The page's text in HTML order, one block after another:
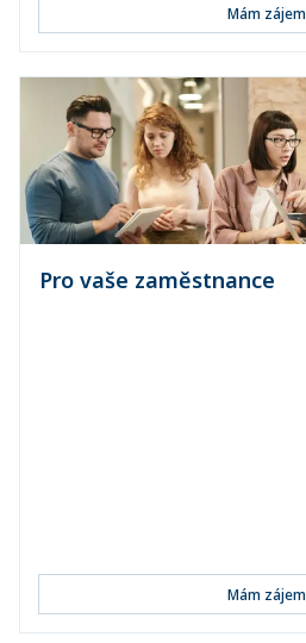
Mám zájem
Pro vaše zaměstnance
Mám zájem